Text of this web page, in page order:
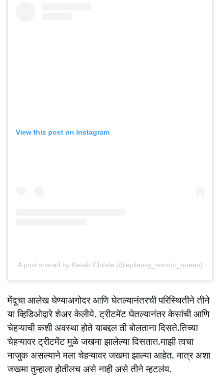
View this post on Instagram
A post shared by Ketaki Chitale (@epilepsy_warrior_queen)
मेंदूचा आलेख घेण्याअगोदर आणि घेतल्यानंतरची परिस्थितीने तीने
या व्हिडिओद्वारे शेअर केलीये. ट्रीटमेंट घेतल्यानंतर केसांची आणि
चेहऱ्याची कशी अवस्था होते याबद्दल ती बोलताना दिसते.तिच्या
चेहऱ्यावर ट्रीटमेंट मुळे जखमा झालेल्या दिसतात.माझी त्वचा
नाजुक असल्याने मला चेहऱ्यावर जखमा झाल्या आहेत. मात्र अशा
जखमा तुम्हाला होतीलच असे नाही असे तीने म्हटलंय.